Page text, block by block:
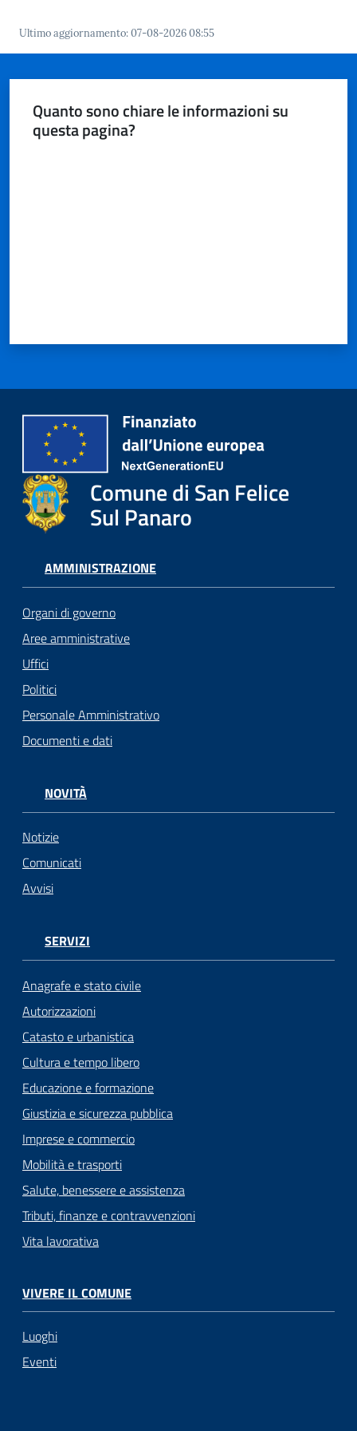
Ultimo aggiornamento:07-08-2026 08:55
Quanto sono chiare le informazioni su
questa pagina?
Comune di San Felice
Sul Panaro
AMMINISTRAZIONE
Organi di governo
Aree amministrative
Uffici
Politici
Personale Amministrativo
Documenti e dati
NOVITÀ
Notizie
Comunicati
Avvisi
SERVIZI
Anagrafe e stato civile
Autorizzazioni
Catasto e urbanistica
Cultura e tempo libero
Educazione e formazione
Giustizia e sicurezza pubblica
Imprese e commercio
Mobilità e trasporti
Salute, benessere e assistenza
Tributi, finanze e contravvenzioni
Vita lavorativa
VIVERE IL COMUNE
Luoghi
Eventi